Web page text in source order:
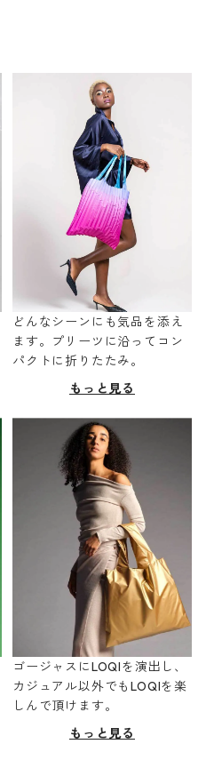
どんなシーンにも気品を添え
ます。プリーツに沿ってコン
パクトに折りたたみ。
もっと見る
ゴージャスにLOQIを演出し、
カジュアル以外でもLOQIを楽
しんで頂けます。
もっと見る